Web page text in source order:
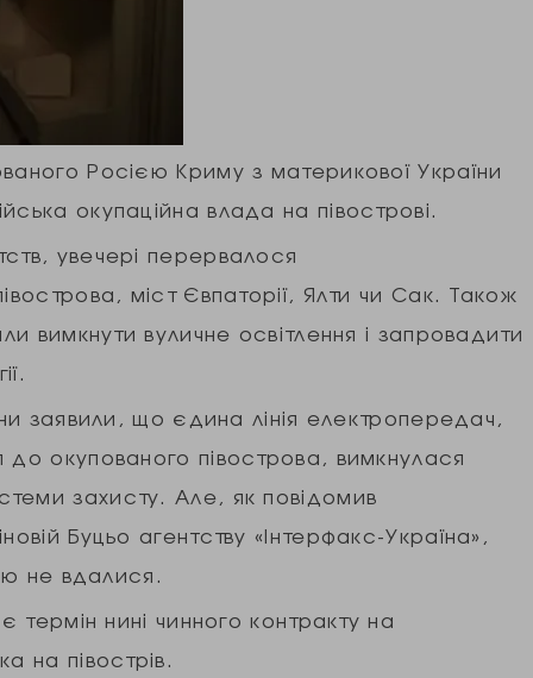
Росією Криму з материкової України
окупаційна влада на півострові.
увечері перервалося
міст Євпаторії, Ялти чи Сак. Також
вимкнути вуличне освітлення і запровадити
заявили, що єдина лінія електропередач,
окупованого півострова, вимкнулася
захисту. Але, як повідомив
Буцьо агентству «Інтерфакс-Україна»,
не вдалися.
нині чинного контракту на
на півострів.